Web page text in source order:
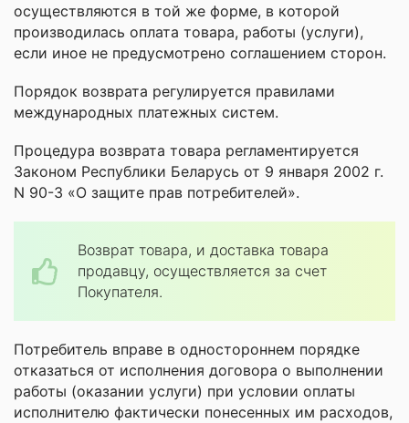
осуществляются в той же форме, в которой
производилась оплата товара, работы (услуги),
если иное не предусмотрено соглашением сторон.
Порядок возврата регулируется правилами
международных платежных систем.
Процедура возврата товара регламентируется
Законом Республики Беларусь от 9 января 2002 г.
N 90-З «О защите прав потребителей».
Возврат товара, и доставка товара
продавцу, осуществляется за счет
Покупателя.
Потребитель вправе в одностороннем порядке
отказаться от исполнения договора о выполнении
работы (оказании услуги) при условии оплаты
исполнителю фактически понесенных им расходов,